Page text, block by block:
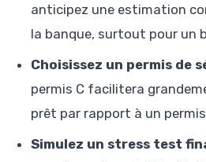
anticipez une estimation
la banque, surtout pour un
Choisissez un permis de
permis C facilitera
prêt par rapport à un
Simulez un stress test